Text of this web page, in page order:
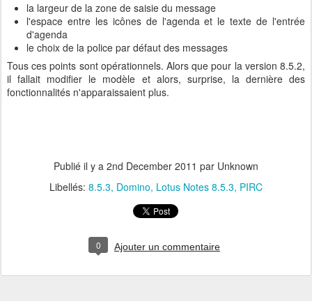
la largeur de la zone de saisie du message
l'espace entre les icônes de l'agenda et le texte de l'entrée
d'agenda
le choix de la police par défaut des messages
Tous ces points sont opérationnels. Alors que pour la version 8.5.2,
il fallait modifier le modèle et alors, surprise, la dernière des
fonctionnalités n'apparaissaient plus.
Publié il y a 2nd December 2011 par Unknown
Libellés: 8.5.3 Domino Lotus Notes 8.5.3 PIRC
0 Ajouter un commentaire